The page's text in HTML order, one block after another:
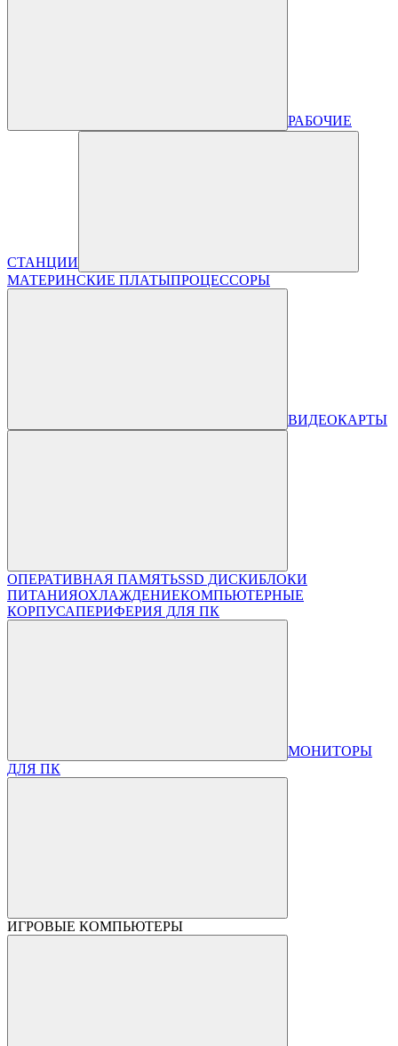
РАБОЧИЕ
СТАНЦИИ
МАТЕРИНСКИЕ ПЛАТЫПРОЦЕССОРЫ
ВИДЕОКАРТЫ
ОПЕРАТИВНАЯ ПАМЯТЬSSD ДИСКИБЛОКИ
ПИТАНИЯОХЛАЖДЕНИЕКОМПЬЮТЕРНЫЕ
КОРПУСАПЕРИФЕРИЯ ДЛЯ ПК
МОНИТОРЫ
ДЛЯ ПК
ИГРОВЫЕ КОМПЬЮТЕРЫ